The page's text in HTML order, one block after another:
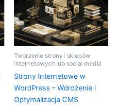
Tworzenie strony i sklepów
internetowych lub social media
Strony Internetowe w
WordPress – Wdrożenie i
Optymalizacja CMS